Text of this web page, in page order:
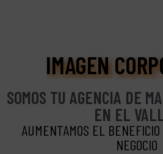
IMAGEN CORP
SOMOS TU AGENCIA DE
EN EL
AUMENTAMOS EL
NEGOCIO